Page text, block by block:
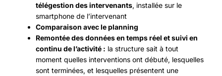
télégestion des intervenants, installée sur le
smartphone de l’intervenant
Comparaison avec le planning
Remontée des données en temps réel et suivi en
continu de l’activité : la structure sait à tout
moment quelles interventions ont débuté, lesquelles
sont terminées, et lesquelles présentent une